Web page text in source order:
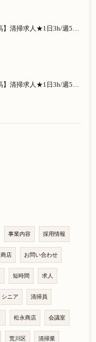
【東京都練馬区練馬】清掃求人★1日3h/週5日/祝日お休み★南田中在住の方歓迎
【東京都練馬区練馬】清掃求人★1日3h/週5日/祝日お休み★南大泉在住の方歓迎
事業内容 採用情報
店 お問い合わせ
短時間 求人
シニア 清掃員
松永商店 会議室
荒川区 清掃業